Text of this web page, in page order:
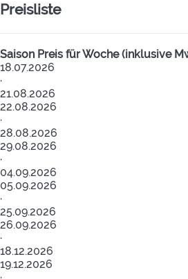
Preisliste
Saison Preis für Woche (inklusive
18.07.2026
·
21.08.2026
22.08.2026
·
28.08.2026
29.08.2026
·
04.09.2026
05.09.2026
·
25.09.2026
26.09.2026
·
18.12.2026
19.12.2026